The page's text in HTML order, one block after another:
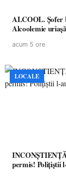
ALCOOL. Șofer
Alcoolemie
acum 5 ore
LOCALE
permis! Polițiștii